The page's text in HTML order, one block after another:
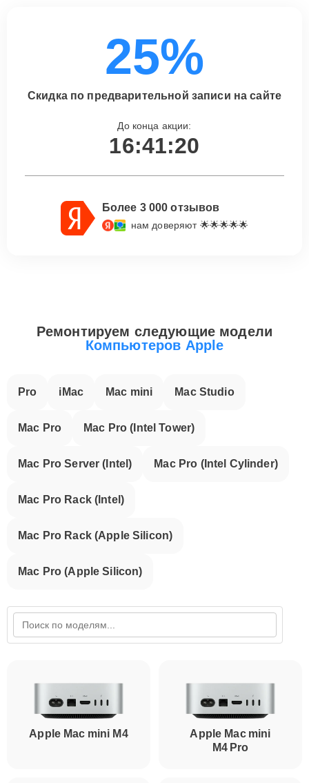
25%
Скидка по предварительной записи на сайте
До конца акции:
16:41:19
Более 3 000 отзывов
нам доверяют 🌟🌟🌟🌟🌟
Ремонтируем следующие модели
Компьютеров Apple
Pro iMac Mac mini Mac Studio
Mac Pro Mac Pro (Intel Tower)
Mac Pro Server (Intel) Mac Pro (Intel Cylinder)
Mac Pro Rack (Intel)
Mac Pro Rack (Apple Silicon)
Mac Pro (Apple Silicon)
Apple Mac mini M4
Apple Mac mini
M4 Pro